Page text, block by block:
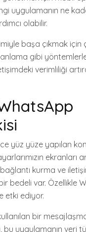
uygulamanın ne
olabilir.
başa çıkmak için
gibi
verimliliği
yüz yüze yapılan
ekranları
kurma ve
bedeli var. Özellikle
etki ediyor.
bir
bu uygulamanın veri